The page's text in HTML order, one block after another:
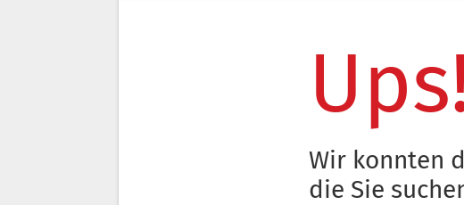
Wir konnten
die Sie